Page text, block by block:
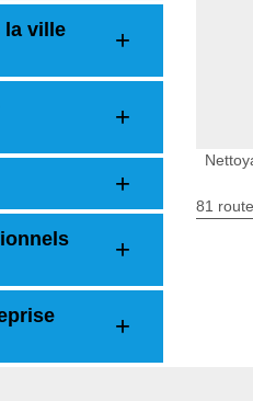
la ville
81